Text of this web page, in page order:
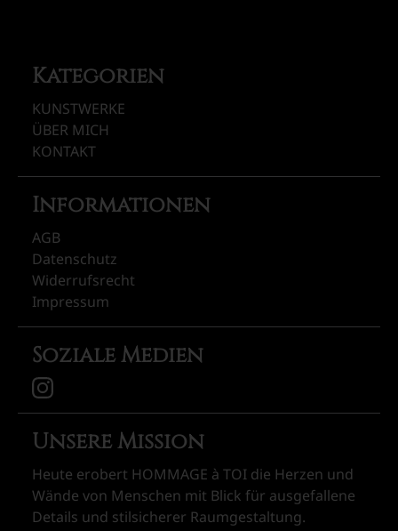
Kategorien
KUNSTWERKE
ÜBER MICH
KONTAKT
Informationen
AGB
Datenschutz
Widerrufsrecht
Impressum
Soziale Medien
Unsere Mission
Heute erobert HOMMAGE à TOI die Herzen und
Wände von Menschen mit Blick für ausgefallene
Details und stilsicherer Raumgestaltung.